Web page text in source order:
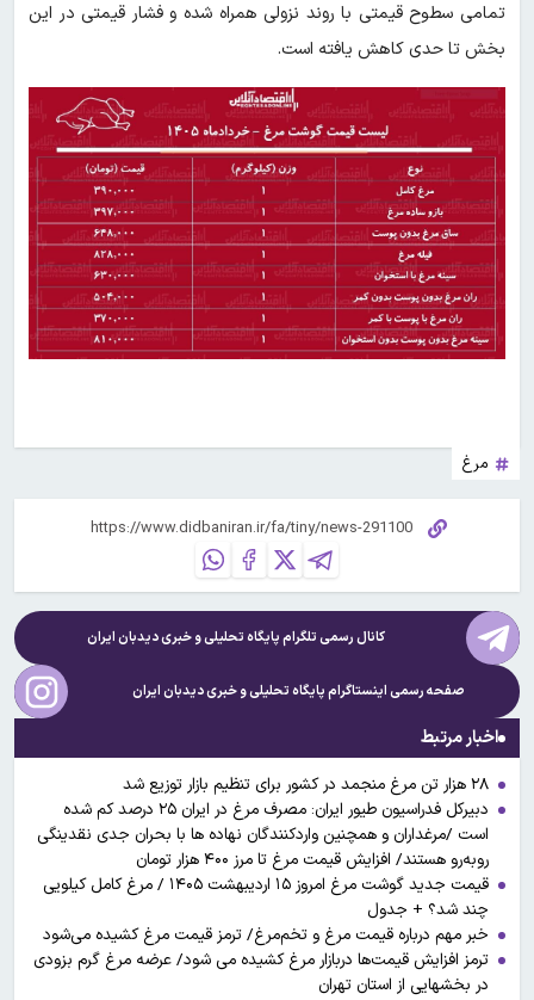
تمامی سطوح قیمتی با روند نزولی همراه شده و فشار قیمتی در این
بخش تا حدی کاهش یافته است.
مرغ
کانال رسمی تلگرام پایگاه تحلیلی و خبریدیدبان ایران
صفحه رسمی اینستاگرام پایگاه تحلیلی و خبریدیدبان ایران
اخبار مرتبط
۲۸ هزار تن مرغ منجمد در کشور برای تنظیم بازار توزیع شد
دبیرکل فدراسیون طیور ایران: مصرف مرغ در ایران ۲۵ درصد کم شده
است /مرغداران و همچنین واردکنندگان نهاده ها با بحران جدی نقدینگی
روبه‌رو هستند/ افزایش قیمت مرغ تا مرز ۴۰۰ هزار تومان
قیمت جدید گوشت مرغ امروز ۱۵ اردیبهشت ۱۴۰۵ / مرغ کامل کیلویی
چند شد؟ + جدول
خبر مهم درباره قیمت مرغ و تخم‌مرغ/ ترمز قیمت مرغ کشیده می‌شود
ترمز افزایش قیمت‌ها دربازار مرغ کشیده می شود/ عرضه مرغ گرم بزودی
در بخشهایی از استان تهران